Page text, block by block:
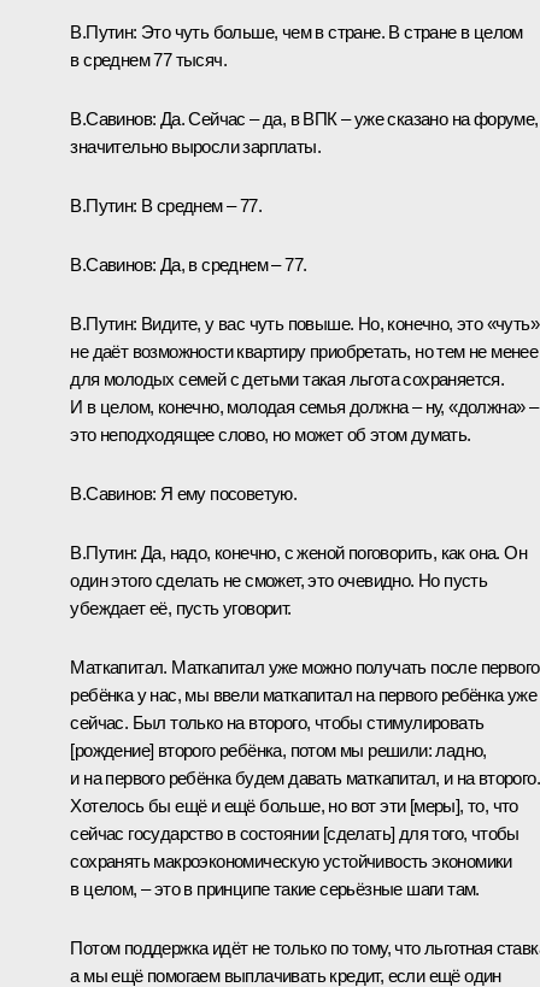
В.Путин: Это чуть больше, чем в стране. В стране в целом
в среднем 77 тысяч.
В.Савинов: Да. Сейчас – да, в ВПК – уже сказано на
значительно выросли зарплаты.
В.Путин: В среднем – 77.
В.Савинов: Да, в среднем – 77.
В.Путин: Видите, у вас чуть повыше. Но, конечно, это «чуть»
не даёт возможности квартиру приобретать, но тем не менее
для молодых семей с детьми такая льгота сохраняется.
И в целом, конечно, молодая семья должна – ну, «должна» –
это неподходящее слово, но может об этом думать.
В.Савинов: Я ему посоветую.
В.Путин: Да, надо, конечно, с женой поговорить, как она. Он
один этого сделать не сможет, это очевидно. Но пусть
убеждает её, пусть уговорит.
Маткапитал. Маткапитал уже можно получать после первого
ребёнка у нас, мы ввели маткапитал на первого ребёнка уже
сейчас. Был только на второго, чтобы стимулировать
[рождение] второго ребёнка, потом мы решили: ладно,
и на первого ребёнка будем давать маткапитал, и на второго.
Хотелось бы ещё и ещё больше, но вот эти [меры], то, что
сейчас государство в состоянии [сделать] для того, чтобы
сохранять макроэкономическую устойчивость экономики
в целом, – это в принципе такие серьёзные шаги там.
Потом поддержка идёт не только по тому, что льготная
а мы ещё помогаем выплачивать кредит, если ещё один